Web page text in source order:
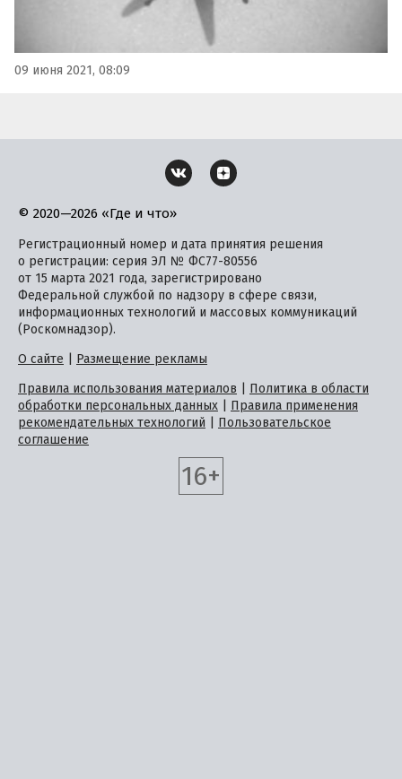
09 июня 2021, 08:09
© 2020—2026 «Где и что»
Регистрационный номер и дата принятия решения
о регистрации: серия ЭЛ № ФС77-80556
от 15 марта 2021 года, зарегистрировано
Федеральной службой по надзору в сфере связи,
информационных технологий и массовых коммуникаций
(Роскомнадзор).
О сайте
Размещение рекламы
Правила использования материалов
Политика в области
обработки персональных данных
Правила применения
рекомендательных технологий
Пользовательское
соглашение
16+